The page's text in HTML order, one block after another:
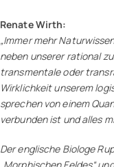
Renate Wirth:
„Immer mehr
neben unserer rational
transmentale oder
Wirklichkeit unserem
sprechen von einem
verbunden ist und alles
Der englische Biologe